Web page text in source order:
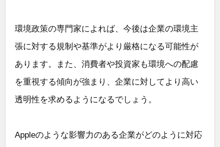
環境政策の専門家によれば、今後は企業の環境主
張に対する規制や基準がより厳格になる可能性が
あります。また、消費者や投資家も環境への配慮
を重視する傾向が強まり、企業に対してより高い
透明性を求めるようになるでしょう。
Appleのような影響力のある企業がどのように対応